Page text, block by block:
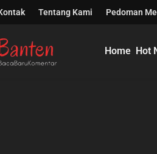
Tentang Kami Pedoman
Home Hot